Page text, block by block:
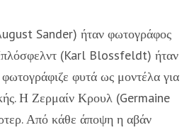
Sander) ήταν φωτογράφος
(Karl Blossfeldt) ήταν
φυτά ως μοντέλα για
Η Ζερμαίν Κρουλ (Germaine
Από κάθε άποψη η αβάν